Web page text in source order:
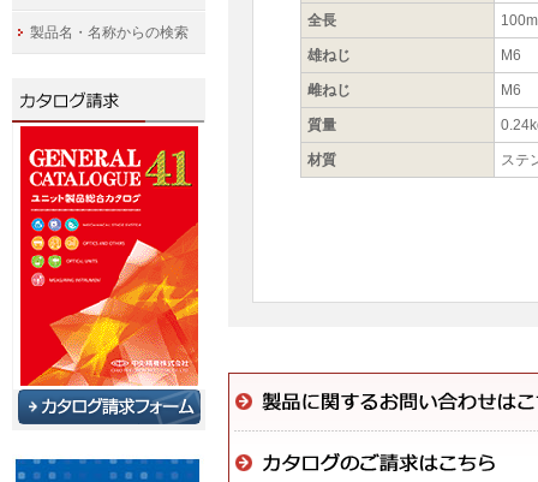
全長
雄ねじ M6
雌ねじ M6
質量
材質 ステ
製品名・名称からの検索